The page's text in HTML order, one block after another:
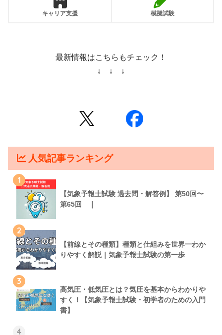
キャリア支援 模擬試験
最新情報はこちらもチェック！
↓ ↓ ↓
人気記事ランキング
1
【気象予報士試験 過去問・解答例】 第50回〜
第65回 ｜
2
【前線とその種類】種類と仕組みを世界一わか
りやすく解説｜気象予報士試験の第一歩
3
高気圧・低気圧とは？気圧を基本からわかりや
すく！【気象予報士試験・初学者のための入門
書】
4